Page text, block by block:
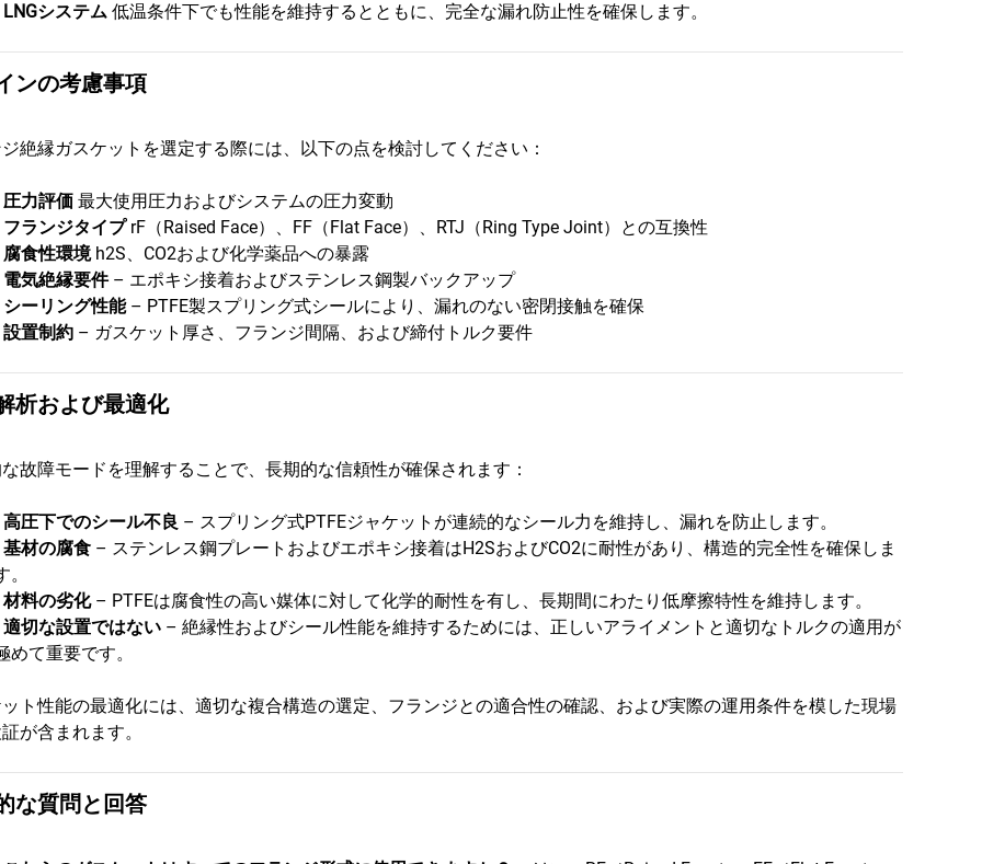
LNGシステム 低温条件下でも性能を維持するとともに、完全な漏れ防止性を確保します。
ンの考慮事項
絶縁ガスケットを選定する際には、以下の点を検討してください：
圧力評価 最大使用圧力およびシステムの圧力変動
フランジタイプ rF（Raised Face）、FF（Flat Face）、RTJ（Ring Type Joint）との互換性
腐食性環境 h2S、CO2および化学薬品への暴露
電気絶縁要件 – エポキシ接着およびステンレス鋼製バックアップ
シーリング性能 – PTFE製スプリング式シールにより、漏れのない密閉接触を確保
設置制約 – ガスケット厚さ、フランジ間隔、および締付トルク要件
析および最適化
故障モードを理解することで、長期的な信頼性が確保されます：
高圧下でのシール不良 – スプリング式PTFEジャケットが連続的なシール力を維持し、漏れを防止します。
基材の腐食 – ステンレス鋼プレートおよびエポキシ接着はH2SおよびCO2に耐性があり、構造的完全性を確保しま
。
材料の劣化 – PTFEは腐食性の高い媒体に対して化学的耐性を有し、長期間にわたり低摩擦特性を維持します。
適切な設置ではない – 絶縁性およびシール性能を維持するためには、正しいアライメントと適切なトルクの適用が
めて重要です。
ト性能の最適化には、適切な複合構造の選定、フランジとの適合性の確認、および実際の運用条件を模した現場
が含まれます。
な質問と回答